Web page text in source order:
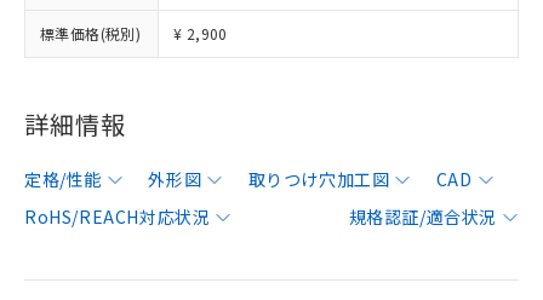
標準価格(税別) ¥ 2,900
詳細情報
定格/性能 外形図 取りつけ穴加工図
CAD
RoHS/REACH対応状況
規格認証/適合状況